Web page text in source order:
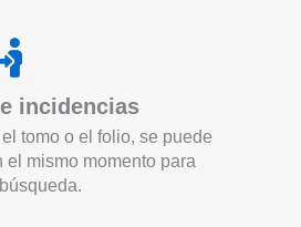
incidencias
tomo o el folio, se puede
mismo momento para